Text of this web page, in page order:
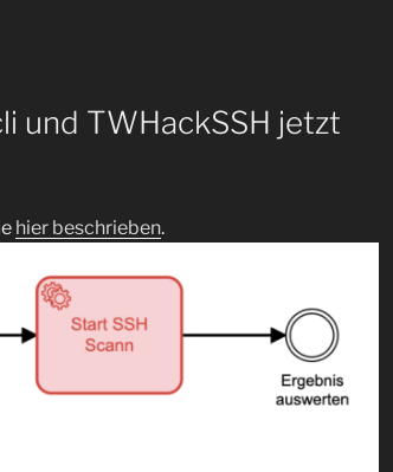
und TWHackSSH jetzt
hier beschrieben.